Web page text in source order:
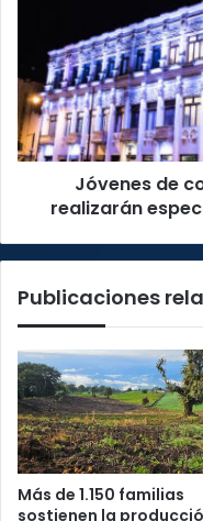
vulnerables
realizarán
espectáculo
en
el
Melico
Jóvenes de
realizarán
Publicaciones
Más de 1.150 familias
sostienen la